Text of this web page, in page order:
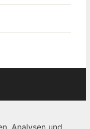
Analysen und